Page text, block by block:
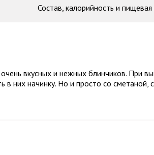
Состав, калорийность и
вкусных и нежных блинчиков. При
в них начинку. Но и просто со